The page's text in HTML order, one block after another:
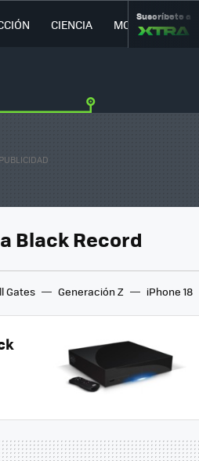
CIENCIA MOVILIDAD
Suscríbete a
Black Record
Gates Generación Z iPhone 18